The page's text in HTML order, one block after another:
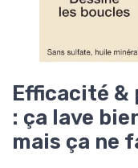
Efficacité &
: ça lave
mais ça ne